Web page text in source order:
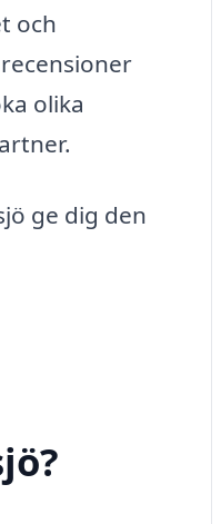
och
olika
ge dig den